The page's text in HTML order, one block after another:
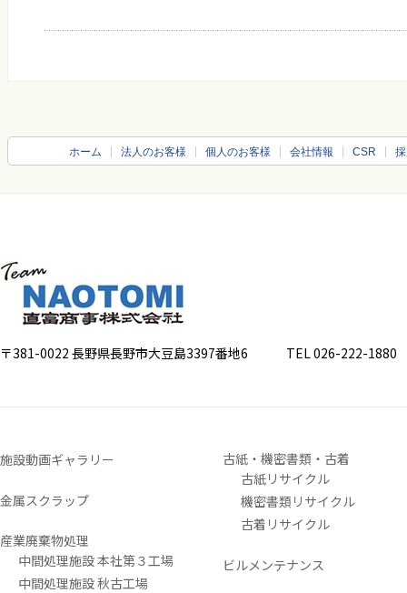
ホーム 法人のお客様 個人のお客様 会社情報 CSR
〒381-0022 長野県長野市大豆島3397番地6 TEL 026-222-1880
施設動画ギャラリー
金属スクラップ
産業廃棄物処理
中間処理施設 本社第３工場
中間処理施設 秋古工場
古紙・機密書類・古着
古紙リサイクル
機密書類リサイクル
古着リサイクル
ビルメンテナンス